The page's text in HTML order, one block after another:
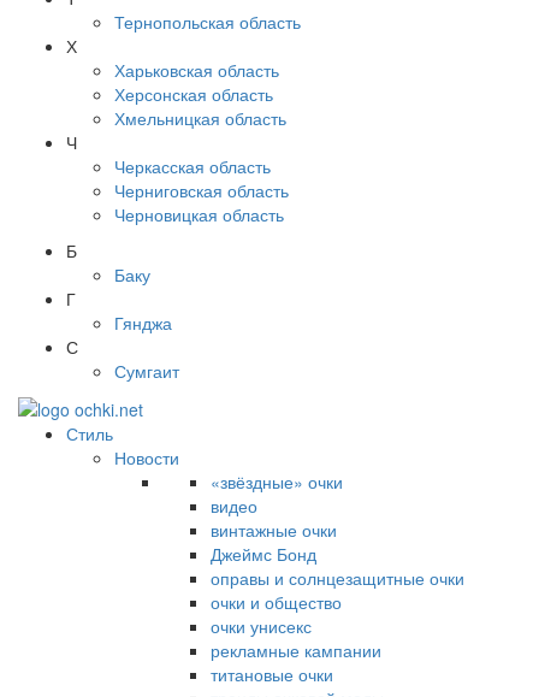
Тернопольская область
Х
Харьковская область
Херсонская область
Хмельницкая область
Ч
Черкасская область
Черниговская область
Черновицкая область
Б
Баку
Г
Гянджа
С
Сумгаит
Стиль
Новости
«звёздные» очки
видео
винтажные очки
Джеймс Бонд
оправы и солнцезащитные очки
очки и общество
очки унисекс
рекламные кампании
титановые очки